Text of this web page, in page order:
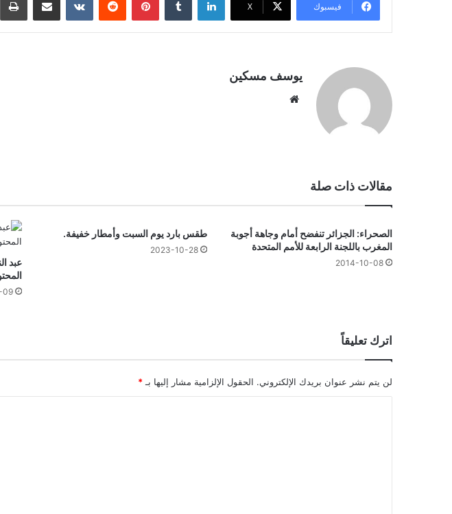
فيسبوك ‫X
يوسف مسكين
مقالات ذات صلة
الصحراء: الجزائر تنفضح أمام وجاهة أجوبة
المغرب باللجنة الرابعة للأمم المتحدة
2014-10-08
طقس بارد يوم السبت وأمطار خفيفة.
2023-10-28
عبد
09
اترك تعليقاً
لن يتم نشر عنوان بريدك الإلكتروني. الحقول الإلزامية مشار إليها بـ *